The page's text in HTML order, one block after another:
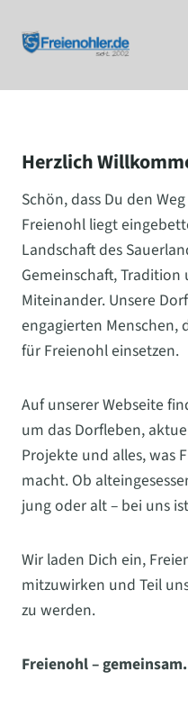
Inhalt
springen
Herzlich
Schön, dass Du den
Freienohl liegt
Landschaft des
Gemeinschaft,
Miteinander. Unsere
engagierten Menschen,
für Freienohl einsetzen.
Auf unserer Webseite
um das Dorfleben,
Projekte und alles, was
macht. Ob
jung oder alt – bei uns
Wir laden Dich ein,
mitzuwirken und Teil
zu werden.
Freienohl –